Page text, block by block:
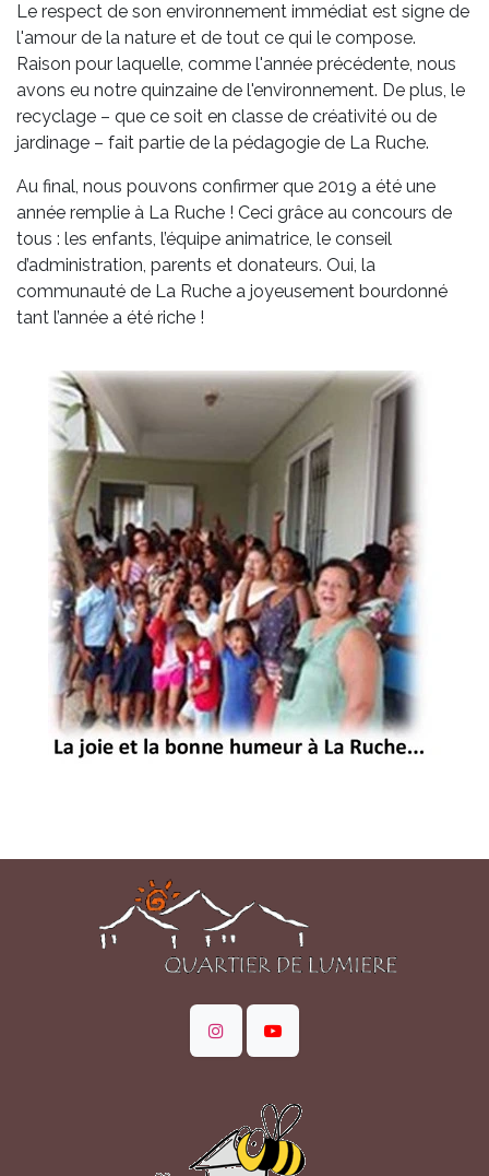
Le respect de son environnement immédiat est signe de
l'amour de la nature et de tout ce qui le compose.
Raison pour laquelle, comme l'année précédente, nous
avons eu notre quinzaine de l'environnement. De plus, le
recyclage – que ce soit en classe de créativité ou de
jardinage – fait partie de la pédagogie de La Ruche.
Au final, nous pouvons confirmer que 2019 a été une
année remplie à La Ruche ! Ceci grâce au concours de
tous : les enfants, l’équipe animatrice, le conseil
d’administration, parents et donateurs. Oui, la
communauté de La Ruche a joyeusement bourdonné
tant l’année a été riche !